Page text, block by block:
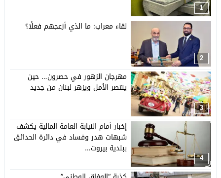
1
2
لقاء معراب: ما الذي أزعجهم فعلًا؟
3
مهرجان الزهور في حصرون… حين
ينتصر الأمل ويزهر لبنان من جديد
4
إخبار أمام النيابة العامة المالية يكشف
شبهات هدر وفساد في دائرة الحدائق
ببلدية بيروت…